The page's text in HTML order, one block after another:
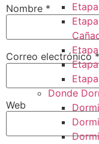
Donde
Nombre *
Correo electrónico*
Web